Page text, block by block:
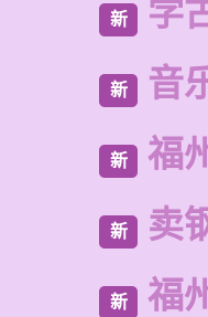
新 学
新 音
新 福
新 卖
新 福